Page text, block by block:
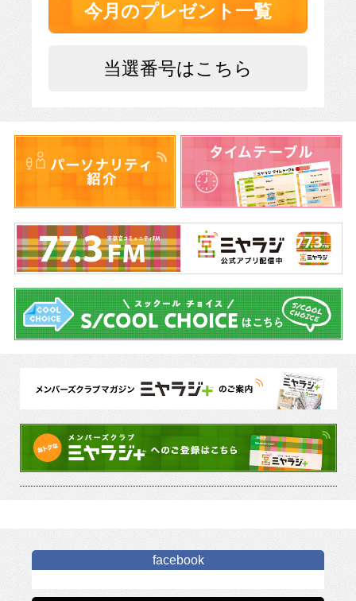
facebook
今月のプレゼント一覧
当選番号はこちら